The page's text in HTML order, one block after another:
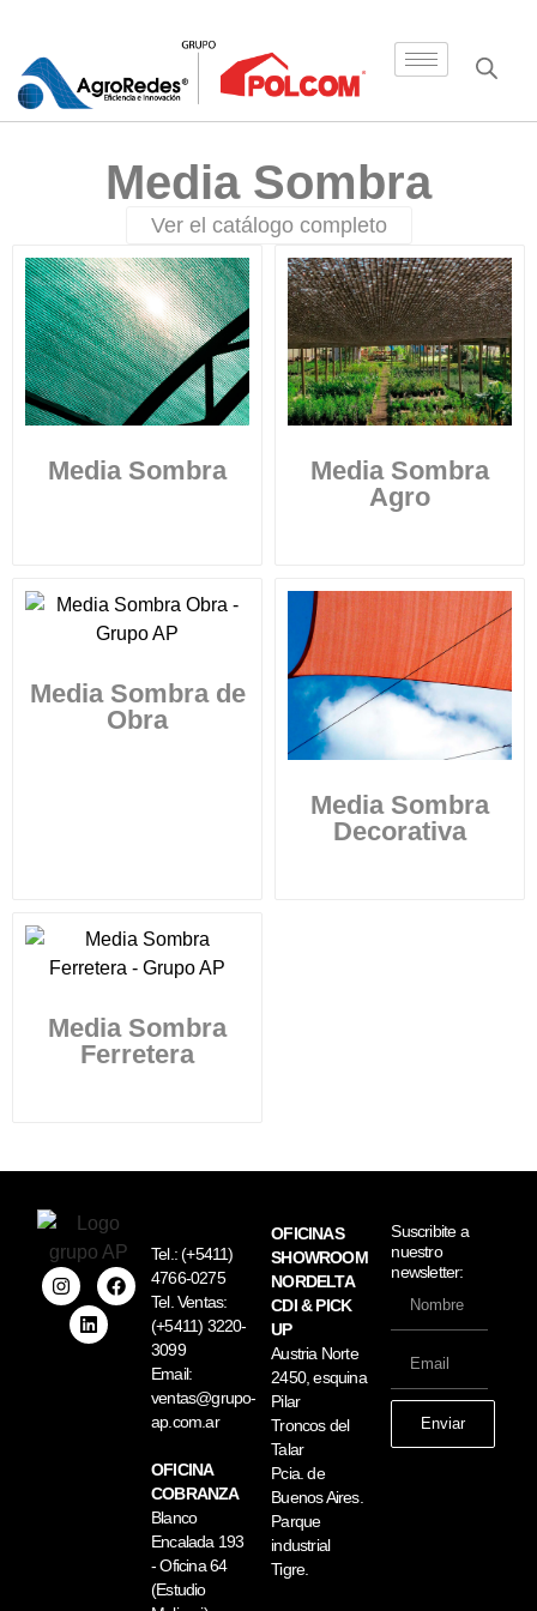
Media Sombra
Ver el catálogo completo
Media Sombra
Media Sombra
Agro
Media Sombra de
Obra
Media Sombra
Decorativa
Media Sombra
Ferretera
Tel.:(+5411)
4766-0275
Tel. Ventas:
(+5411) 3220-
3099
Email:
ventas@grupo-
ap.com.ar
OFICINA
COBRANZA
Blanco
Encalada 193
- Oficina 64
(Estudio
OFICINAS
SHOWROOM
NORDELTA
CDI & PICK
UP
Austria Norte
2450, esquina
Pilar
Troncos del
Talar
Pcia. de
Buenos Aires.
Parque
industrial
Tigre.
Suscribite a
nuestro
newsletter:
Enviar